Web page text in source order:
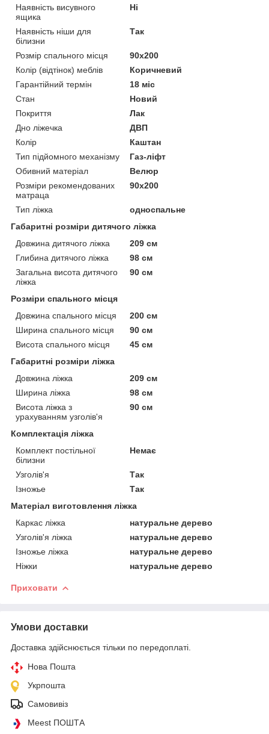
Наявність висувного
ящика
Ні
Наявність ніши для
білизни
Так
Розмір спального місця
90х200
Колір (відтінок) меблів
Коричневий
Гарантійний термін
18 міс
Стан
Новий
Покриття
Лак
Дно ліжечка
ДВП
Колір
Каштан
Тип підйомного механізму
Газ-ліфт
Обивний матеріал
Велюр
Розміри рекомендованих
матраца
90х200
Тип ліжка
односпальне
Габаритні розміри дитячого ліжка
Довжина дитячого ліжка
209 см
Глибина дитячого ліжка
98 см
Загальна висота дитячого
ліжка
90 см
Розміри спального місця
Довжина спального місця
200 см
Ширина спального місця
90 см
Висота спального місця
45 см
Габаритні розміри ліжка
Довжина ліжка
209 см
Ширина ліжка
98 см
Висота ліжка з
урахуванням узголів'я
90 см
Комплектація ліжка
Комплект постільної
білизни
Немає
Узголів'я
Так
Ізножье
Так
Матеріал виготовлення ліжка
Каркас ліжка
натуральне дерево
Узголів'я ліжка
натуральне дерево
Ізножье ліжка
натуральне дерево
Ніжки
натуральне дерево
Приховати
Умови доставки
Доставка здійснюється тільки по передоплаті.
Нова Пошта
Укрпошта
Самовивіз
Meest ПОШТА